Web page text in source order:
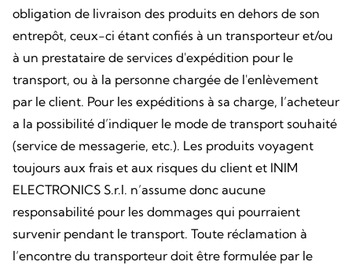
obligation de livraison des produits en dehors de son
entrepôt, ceux-ci étant confiés à un transporteur et/ou
à un prestataire de services d'expédition pour le
transport, ou à la personne chargée de l'enlèvement
par le client. Pour les expéditions à sa charge, l’acheteur
a la possibilité d’indiquer le mode de transport souhaité
(service de messagerie, etc.). Les produits voyagent
toujours aux frais et aux risques du client et INIM
ELECTRONICS S.r.l. n’assume donc aucune
responsabilité pour les dommages qui pourraient
survenir pendant le transport. Toute réclamation à
l’encontre du transporteur doit être formulée par le